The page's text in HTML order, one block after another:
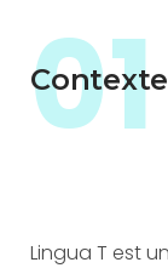
01
Contexte
Lingua T est